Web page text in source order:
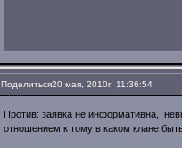
Поделиться20 мая, 2010г. 11:36:54
Против: заявка не информативна,
отношением к тому в каком клане